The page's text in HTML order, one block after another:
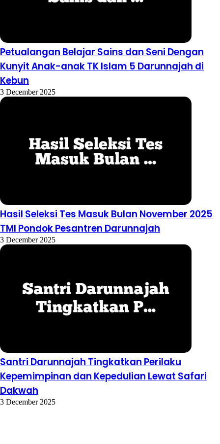
Petualangan Belajar Sains dan Seni Dengan
Kunyit Anak-anak TK Islam 5 Darunnajah di
Kebun
3 December 2025
Hasil Seleksi Tes Masuk Bulan November 2025
TMI Pondok Pesantren Darunnajah
3 December 2025
Santri Darunnajah Tingkatkan Perilaku
Kepemimpinan dan Kepedulian Lewat Safari
Dakwah
3 December 2025